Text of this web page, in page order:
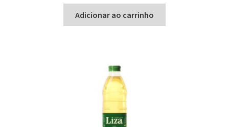
Adicionar ao carrinho